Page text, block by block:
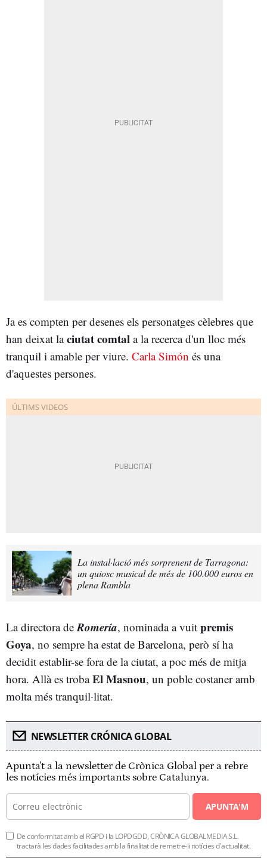
Ja es compten per desenes els personatges cèlebres que
han deixat laciutat comtal a la recerca d'un lloc més
tranquil i amable per viure. Carla Simón és una
d'aquestes persones.
La instal·lació més sorprenent de Tarragona:
un quiosc musical de més de 100.000 euros en
plena Rambla
La directora de Romería, nominada a vuit premis
Goya, no sempre ha estat de Barcelona, però sí ha
decidit establir-se fora de la ciutat, a poc més de mitja
hora. Allà es trobaEl Masnou, un poble costaner amb
molta més tranquil·litat.
NEWSLETTER CRÓNICA GLOBAL
Apunta't a la newsletter de Crònica Global per a rebre
les notícies més importants sobre Catalunya.
APUNTA'M
De conformitat amb el RGPD i la LOPDGDD, CRÒNICA GLOBALMEDIA S.L.
tractarà les dades facilitades amb la finalitat de remetre-li notícies d'actualitat.